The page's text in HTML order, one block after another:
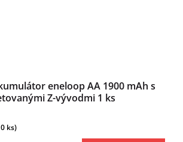
eneloop AA 1900 mAh s
Z-vývodmi 1 ks
ks)